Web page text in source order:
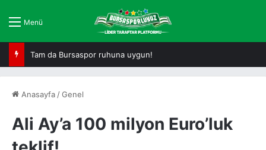
Menü
Tam da Bursaspor ruhuna uygun!
Anasayfa /Genel
Ali Ay’a 100 milyon Euro’luk